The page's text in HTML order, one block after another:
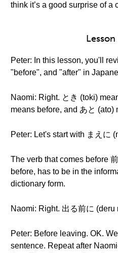
think it’s a good surprise of a
Peter: In this lesson, you'll
"before", and "after" in
Naomi: Right. とき (toki)
means before, and あと (ato)
Peter: Let's start with まえに
The verb that comes before
before, has to be in the
dictionary form.
Naomi: Right. 出る前に (deru
Peter: Before leaving. OK.
sentence. Repeat after